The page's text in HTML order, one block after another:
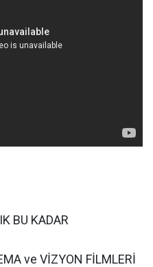
KADAR
ve VİZYON FİLMLERİ